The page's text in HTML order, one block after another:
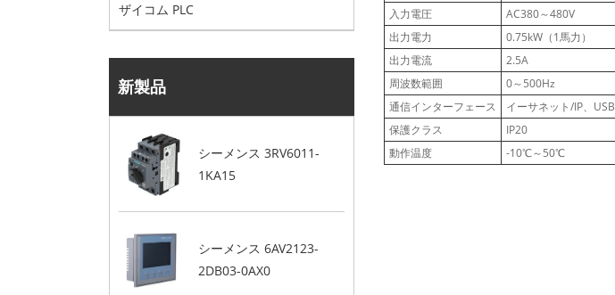
ザイコム PLC
新製品
シーメンス 3RV6011-
1KA15
シーメンス 6AV2123-
2DB03-0AX0
入力電圧
AC380～480V
出力電力
0.75kW（1馬力）
出力電流
2.5A
周波数範囲
0～500Hz
通信インターフェース
イーサネット/IP、USB
保護クラス
IP20
動作温度
-10℃～50℃